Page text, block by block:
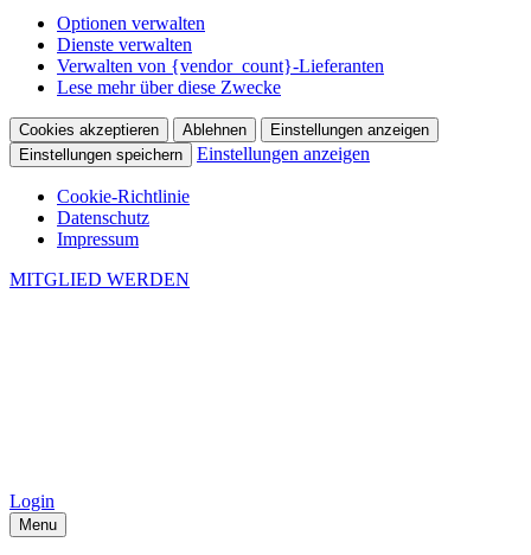
Optionen verwalten
Dienste verwalten
Verwalten von {vendor_count}-Lieferanten
Lese mehr über diese Zwecke
Cookies akzeptieren Ablehnen
Einstellungen anzeigen
Einstellungen speichern
Einstellungen anzeigen
Cookie-Richtlinie
Datenschutz
Impressum
MITGLIED WERDEN
Login
Menu